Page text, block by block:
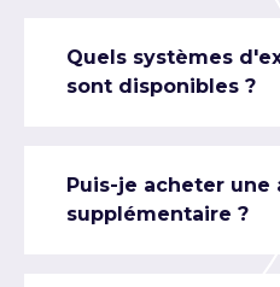
Quels systèmes
sont disponibles ?
Puis-je acheter une
supplémentaire ?